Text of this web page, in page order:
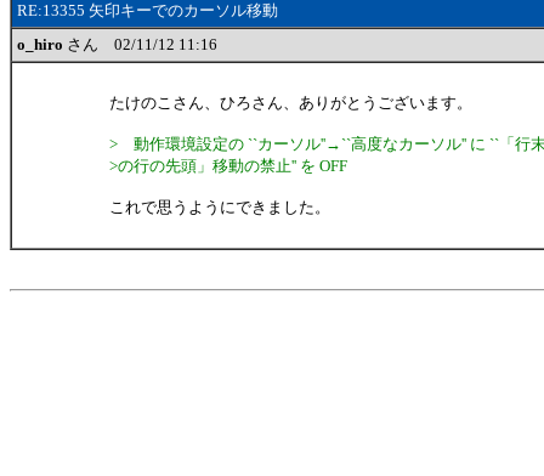
RE:13355 矢印キーでのカーソル移動
o_hiro さん 02/11/12 11:16
たけのこさん、ひろさん、ありがとうございます。
> 動作環境設定の ``カーソル''→``高度なカーソル'' に ``「行
>の行の先頭」移動の禁止'' を OFF
これで思うようにできました。